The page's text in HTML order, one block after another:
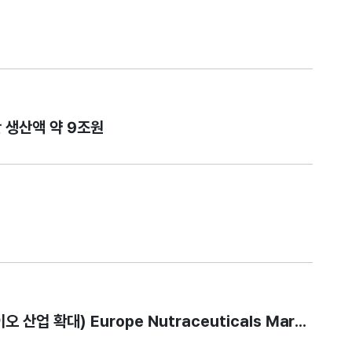
생산액 약 9조원
식품 시장, 홍조류 기반 건강기능식품으로 해양바이오 산업 확대)